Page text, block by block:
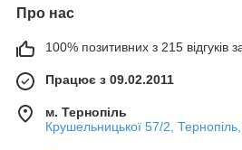
Про нас
100% позитивних з 215 відгуків
Працює з 09.02.2011
м. Тернопіль
Крушельницької 57/2, Тернопіль,